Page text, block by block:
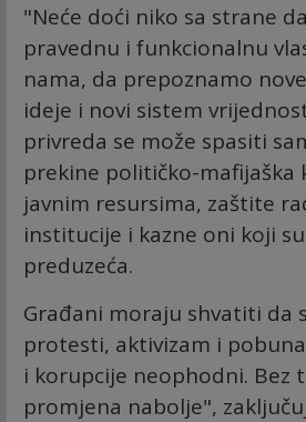
"Neće doći niko sa strane
pravednu i funkcionalnu
nama, da prepoznamo
ideje i novi sistem
privreda se može spasiti
prekine političko-mafijaška
javnim resursima, zaštite
institucije i kazne oni koji
preduzeća.
Građani moraju shvatiti da
protesti, aktivizam i
i korupcije neophodni. Bez
promjena nabolje",